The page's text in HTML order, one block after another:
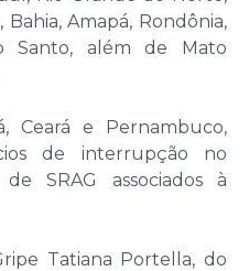
Bahia, Amapá, Rondônia,
Santo, além de Mato
Ceará e Pernambuco,
de interrupção no
SRAG associados à
Tatiana Portella, do